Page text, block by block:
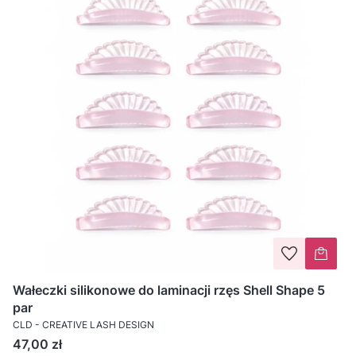
Wałeczki silikonowe do laminacji rzęs Shell Shape 5
par
CLD - CREATIVE LASH DESIGN
Cena
47,00 zł